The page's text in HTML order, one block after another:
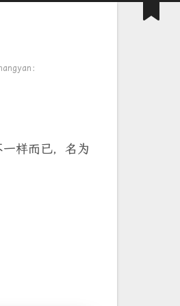
：
样而已，名为